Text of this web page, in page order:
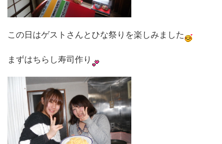
この日はゲストさんとひな祭りを楽しみました
まずはちらし寿司作り